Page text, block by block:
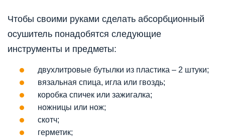
Чтобы своими руками сделать абсорбционный
осушитель понадобятся следующие
инструменты и предметы:
двухлитровые бутылки из пластика – 2 штуки;
вязальная спица, игла или гвоздь;
коробка спичек или зажигалка;
ножницы или нож;
скотч;
герметик;